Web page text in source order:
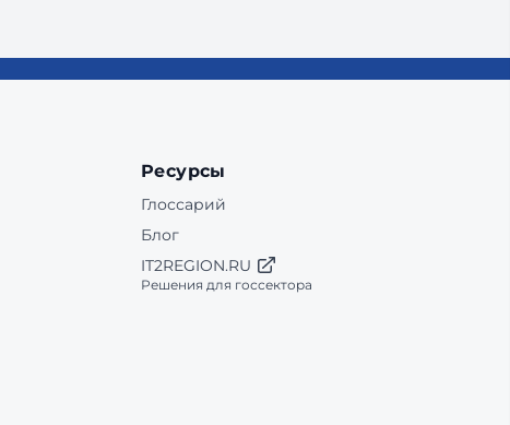
Ресурсы
Глоссарий
Блог
IT2REGION.RU
Решения для госсектора